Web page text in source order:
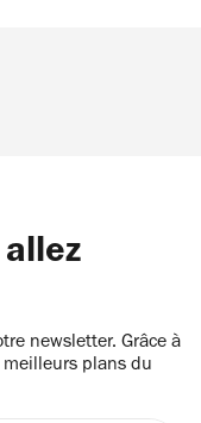
newsletter. Grâce à
plans du